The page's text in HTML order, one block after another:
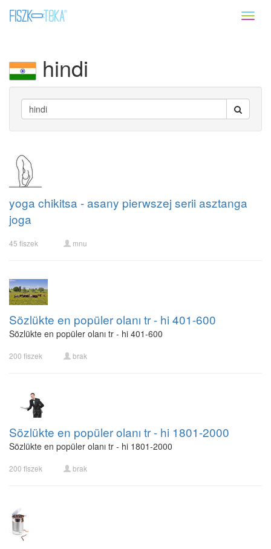
hindi
yoga chikitsa - asany pierwszej serii asztanga
joga
45 fiszek mnu
Sözlükte en popüler olanı tr - hi 401-600
Sözlükte en popüler olanı tr - hi 401-600
200 fiszek brak
Sözlükte en popüler olanı tr - hi 1801-2000
Sözlükte en popüler olanı tr - hi 1801-2000
200 fiszek brak